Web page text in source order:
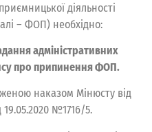
діяльності
– ФОП) необхідно:
адміністративних
про припинення ФОП.
наказом Мінюсту від
19.05.2020 №1716/5.